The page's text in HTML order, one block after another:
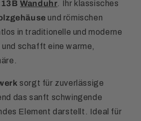
Wanduhr . Ihr klassisches
und römischen
in traditionelle und moderne
schafft eine warme,
sorgt für zuverlässige
das sanft schwingende
Element darstellt. Ideal für